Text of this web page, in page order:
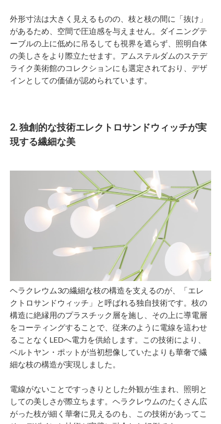
外形寸法は大きく見えるものの、枝と枝の間に「抜け」
があるため、空間で圧迫感を与えません。ダイニングテ
ーブルの上に低めに吊るしても視界を遮らず、照明自体
の美しさをより際立たせます。アムステルダムのステデ
ライク美術館のコレクションにも選定されており、デザ
インとしての価値が認められています。
2. 独創的な技術エレクトロサンドウィッチが実
現する繊細な美
ヘラクレウム3の繊細な枝の構造を支えるのが、「エレ
クトロサンドウィッチ」と呼ばれる独自技術です。枝の
構造に絶縁用のプラスチック層を施し、その上に導電層
をコーティングすることで、従来のように電線を這わせ
ることなくLEDへ電力を供給します。この技術により、
ベルトヤン・ポットが当初想像していたよりも華奢で繊
細な枝の構造が実現しました。
電線がないことですっきりとした外観が生まれ、照明と
しての美しさが際立ちます。ヘラクレウムのたくさん広
がった枝が細く華奢に見えるのも、この技術があってこ